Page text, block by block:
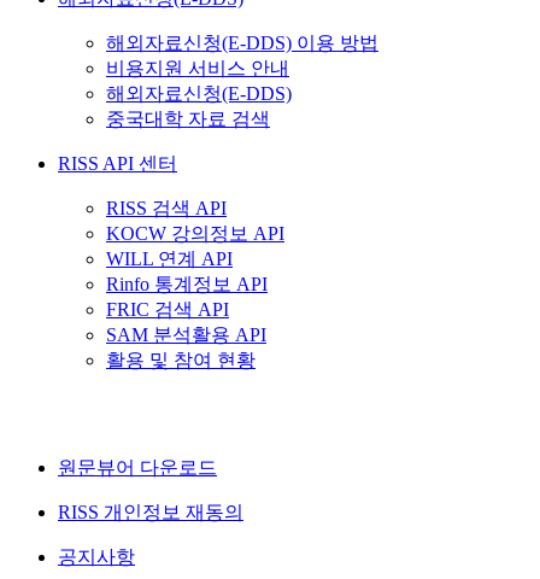
해외자료신청(E-DDS) 이용 방법
비용지원 서비스 안내
해외자료신청(E-DDS)
중국대학 자료 검색
RISS API 센터
RISS 검색 API
KOCW 강의정보 API
WILL 연계 API
Rinfo 통계정보 API
FRIC 검색 API
SAM 분석활용 API
활용 및 참여 현황
원문뷰어 다운로드
RISS 개인정보 재동의
공지사항